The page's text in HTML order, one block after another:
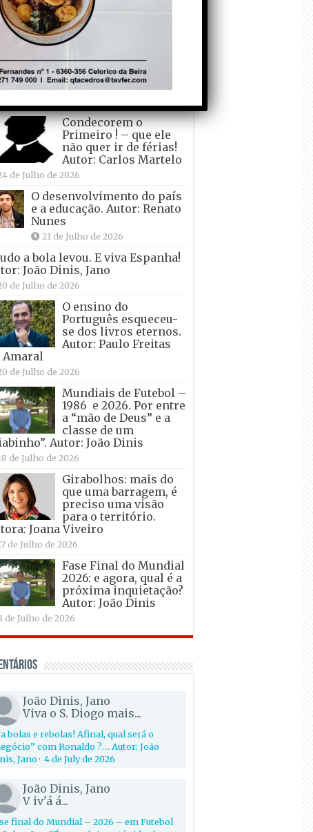
1 de Agosto de 2026
Tadei Pogacar vence o
“Tour” – A “Volta a
França em Bicicleta”
pela quinta vez! Autor:
Dinis
Condecorem o
Primeiro ! – que ele
não quer ir de férias!
Autor: Carlos Martelo
de Julho de 2026
O desenvolvimento do país
e a educação. Autor: Renato
Nunes
21 de Julho de 2026
a bola levou. E viva Espanha!
João Dinis, Jano
de Julho de 2026
O ensino do
Português esqueceu-
se dos livros eternos.
Autor: Paulo Freitas
Amaral
de Julho de 2026
Mundiais de Futebol –
1986 e 2026. Por entre
a “mão de Deus” e a
classe de um
Autor: João Dinis
de Julho de 2026
Girabolhos: mais do
que uma barragem, é
preciso uma visão
para o território.
Joana Viveiro
de Julho de 2026
Fase Final do Mundial
2026: e agora, qual é a
próxima inquietação?
Autor: João Dinis
de Julho de 2026
João Dinis, Jano
Viva o S. Diogo mais...
bolas e rebolas! Afinal, qual será o
com Ronaldo ?… Autor: João
Jano· 4 de July de 2026
João Dinis, Jano
V iv'á á...
final do Mundial – 2026 – em Futebol